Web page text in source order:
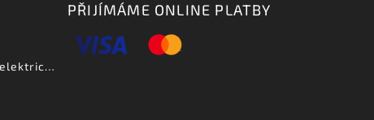
Aria PE DLX VCS - elektrická kytara-zboží bylo vystaveno na prodejně
PŘIJÍMÁME ONLINE PLATBY